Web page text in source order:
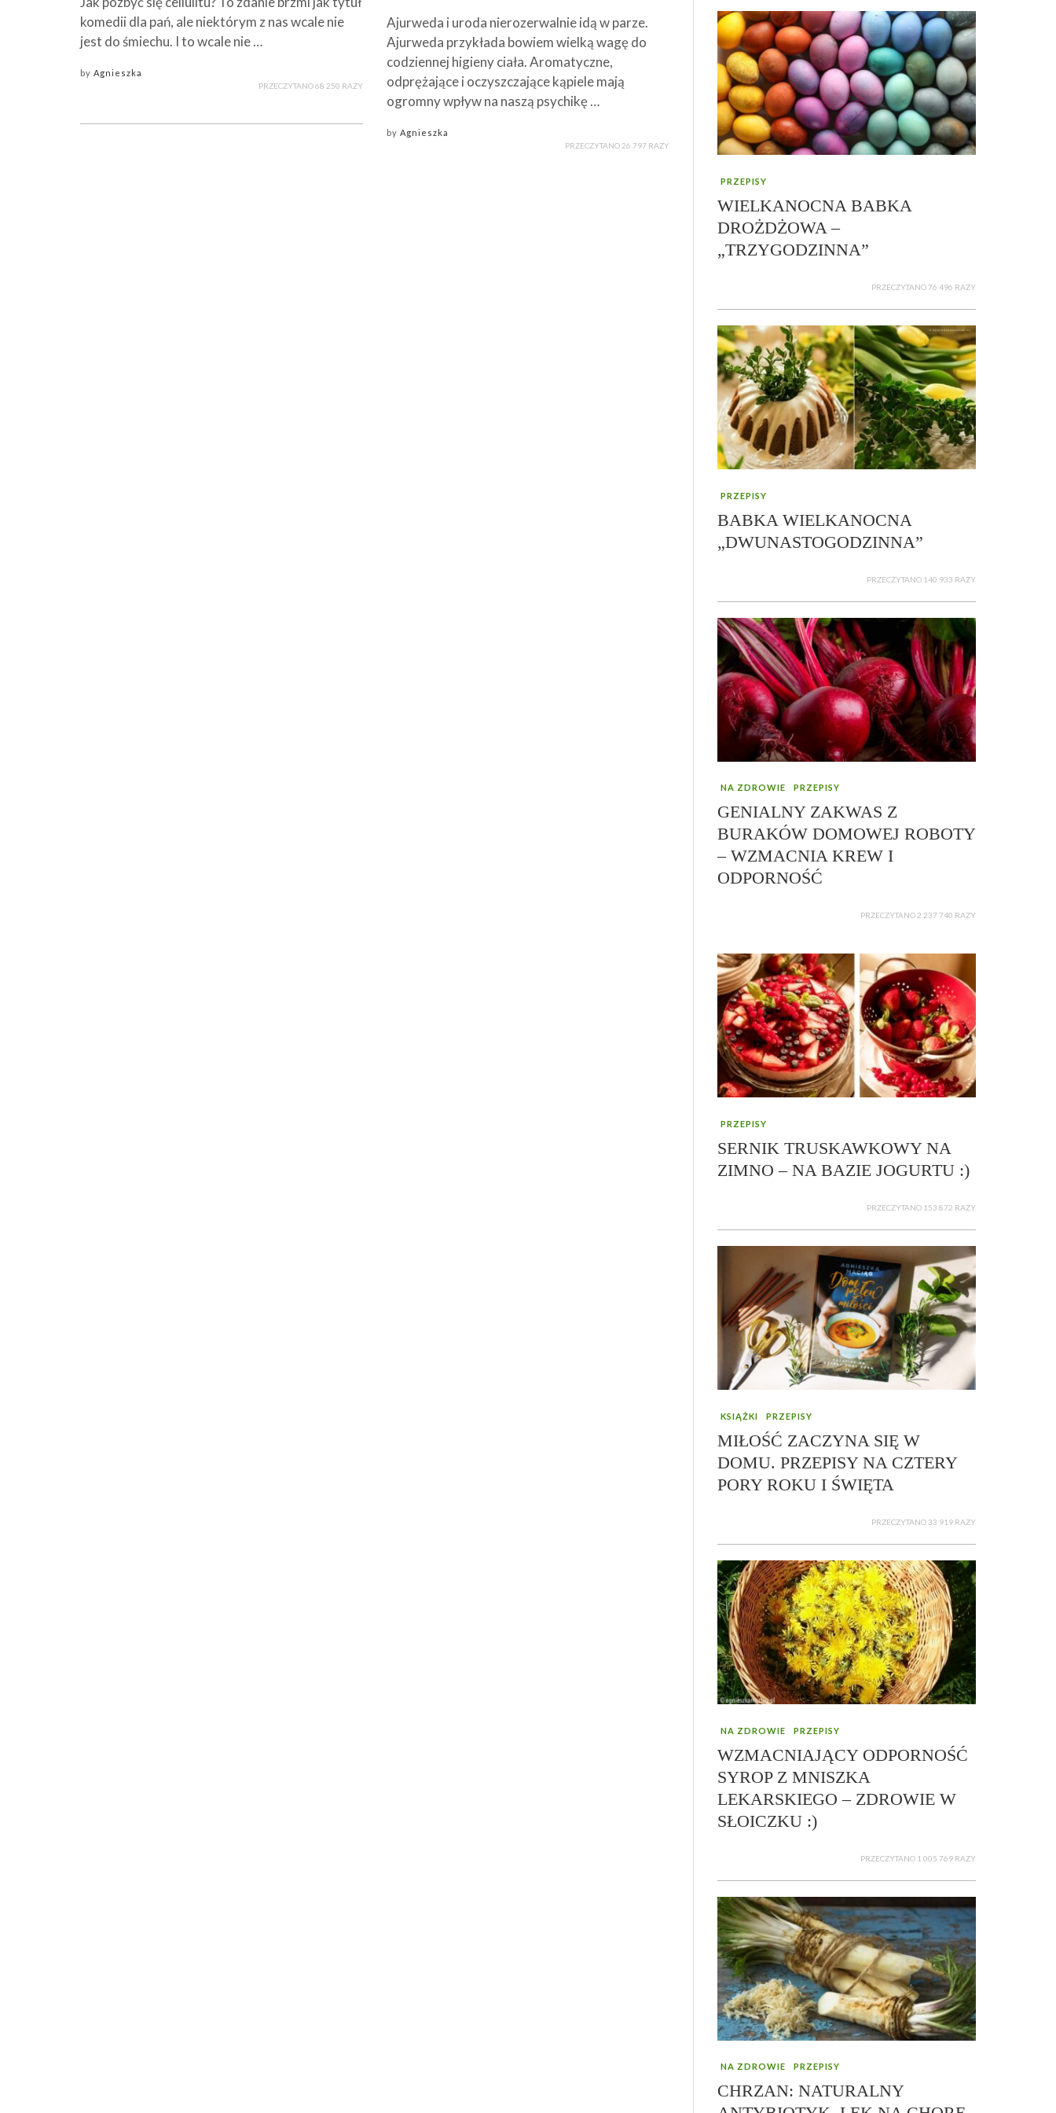
komedii dla pań, ale niektórym z nas wcale nie
jest do śmiechu. I to wcale nie …
by Agnieszka
PRZECZYTANO 68 250 RAZY
Ajurweda i uroda nierozerwalnie idą w parze.
Ajurweda przykłada bowiem wielką wagę do
codziennej higieny ciała. Aromatyczne,
odprężające i oczyszczające kąpiele mają
ogromny wpływ na naszą psychikę …
by Agnieszka
PRZECZYTANO 26 797 RAZY
PRZEPISY
WIELKANOCNA BABKA
DROŻDŻOWA –
„TRZYGODZINNA”
PRZECZYTANO 76 496 RAZY
PRZEPISY
BABKA WIELKANOCNA
„DWUNASTOGODZINNA”
PRZECZYTANO 140 933 RAZY
NA ZDROWIE PRZEPISY
GENIALNY ZAKWAS Z
BURAKÓW DOMOWEJ ROBOTY
– WZMACNIA KREW I
ODPORNOŚĆ
PRZECZYTANO 2 237 740 RAZY
PRZEPISY
SERNIK TRUSKAWKOWY NA
ZIMNO – NA BAZIE JOGURTU :)
PRZECZYTANO 153 872 RAZY
KSIĄŻKI PRZEPISY
MIŁOŚĆ ZACZYNA SIĘ W
DOMU. PRZEPISY NA CZTERY
PORY ROKU I ŚWIĘTA
PRZECZYTANO 33 919 RAZY
NA ZDROWIE PRZEPISY
WZMACNIAJĄCY ODPORNOŚĆ
SYROP Z MNISZKA
LEKARSKIEGO – ZDROWIE W
SŁOICZKU :)
PRZECZYTANO 1 005 769 RAZY
NA ZDROWIE PRZEPISY
CHRZAN: NATURALNY